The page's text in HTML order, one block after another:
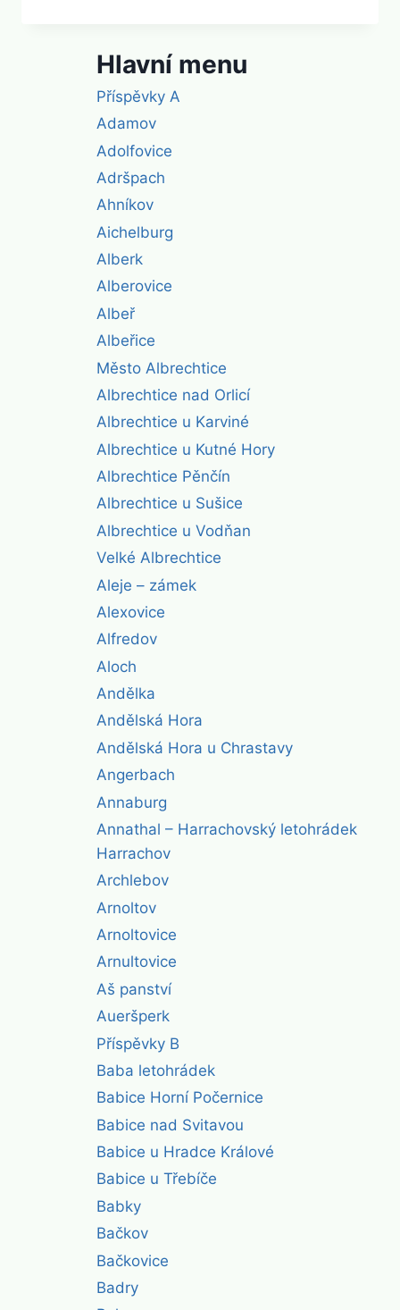
Hlavní menu
Příspěvky A
Adamov
Adolfovice
Adršpach
Ahníkov
Aichelburg
Alberk
Alberovice
Albeř
Albeřice
Město Albrechtice
Albrechtice nad Orlicí
Albrechtice u Karviné
Albrechtice u Kutné Hory
Albrechtice Pěnčín
Albrechtice u Sušice
Albrechtice u Vodňan
Velké Albrechtice
Aleje – zámek
Alexovice
Alfredov
Aloch
Andělka
Andělská Hora
Andělská Hora u Chrastavy
Angerbach
Annaburg
Annathal – Harrachovský letohrádek
Harrachov
Archlebov
Arnoltov
Arnoltovice
Arnultovice
Aš panství
Aueršperk
Příspěvky B
Baba letohrádek
Babice Horní Počernice
Babice nad Svitavou
Babice u Hradce Králové
Babice u Třebíče
Babky
Bačkov
Bačkovice
Badry